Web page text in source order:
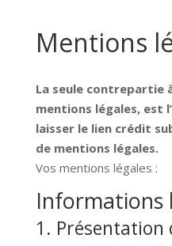
Mentions
La seule contrepartie
mentions légales, est
laisser le lien crédit
de mentions légales.
Vos mentions légales :
Informations
1. Présentation